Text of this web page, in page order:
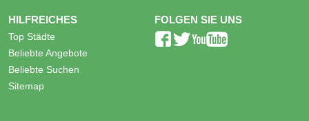
HILFREICHES
Top Städte
Beliebte Angebote
Beliebte Suchen
Sitemap
FOLGEN SIE UNS